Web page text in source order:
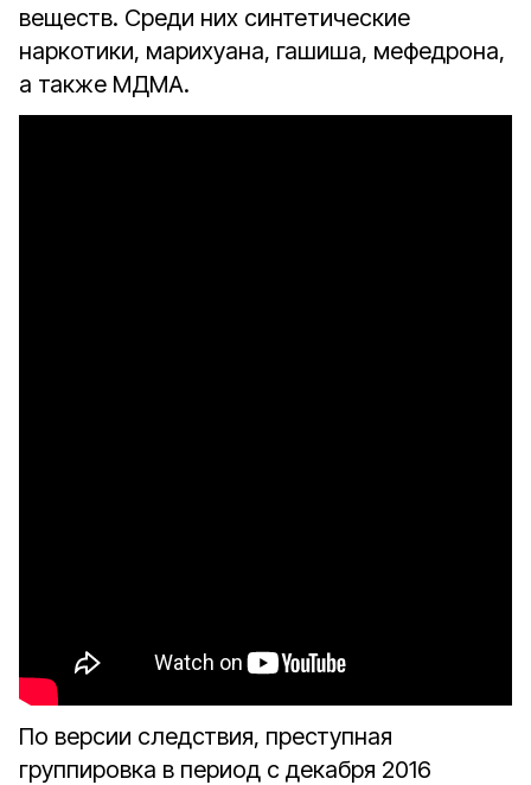
веществ. Среди них синтетические
наркотики, марихуана, гашиша, мефедрона,
а также МДМА.
По версии следствия, преступная
группировка в период с декабря 2016